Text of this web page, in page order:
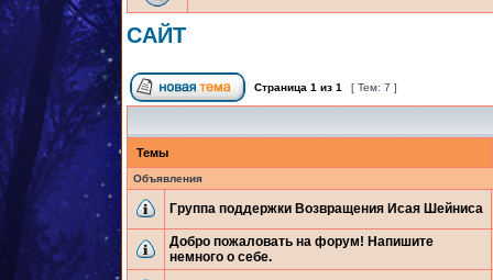
САЙТ
Страница 1 из 1 [ Тем: 7 ]
Темы
Объявления
Группа поддержки Возвращения Исая Шейниса
Добро пожаловать на форум! Напишите
немного о себе.